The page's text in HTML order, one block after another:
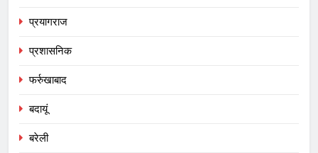
प्रयागराज
प्रशासनिक
फर्रुखाबाद
बदायूं
बरेली